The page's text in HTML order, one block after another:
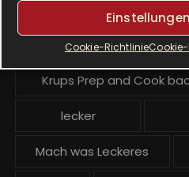
Cookie-Richtlinie
Krups Prep &
Krups Prep
Krups Prep and Cook
lecker
Mach was Leckeres